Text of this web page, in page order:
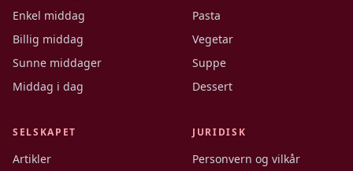
Enkel middag
Billig middag
Sunne middager
Middag i dag
Pasta
Vegetar
Suppe
Dessert
SELSKAPET
Artikler
JURIDISK
Personvern og vilkår